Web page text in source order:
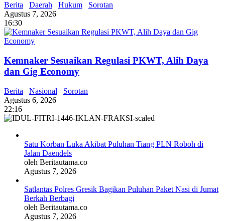
Berita Daerah Hukum
Sorotan
Agustus 7, 2026
16:30
Kemnaker Sesuaikan Regulasi PKWT, Alih Daya
dan Gig Economy
Berita Nasional
Sorotan
Agustus 6, 2026
22:16
Satu Korban Luka Akibat Puluhan Tiang PLN Roboh di
Jalan Daendels
oleh Beritautama.co
Agustus 7, 2026
Satlantas Polres Gresik Bagikan Puluhan Paket Nasi di Jumat
Berkah Berbagi
oleh Beritautama.co
Agustus 7, 2026